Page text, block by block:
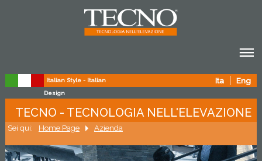
Ita Eng
Italian Style - Italian
Design
TECNO - TECNOLOGIA NELL'ELEVAZIONE
Sei qui: Home Page Azienda